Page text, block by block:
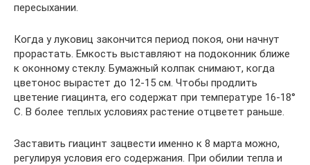
пересыхании.
Когда у луковиц закончится период покоя, они начнут
прорастать. Емкость выставляют на подоконник ближе
к оконному стеклу. Бумажный колпак снимают, когда
цветонос вырастет до 12-15 см. Чтобы продлить
цветение гиацинта, его содержат при температуре 16-18°
C. В более теплых условиях растение отцветет раньше.
Заставить гиацинт зацвести именно к 8 марта можно,
регулируя условия его содержания. При обилии тепла и